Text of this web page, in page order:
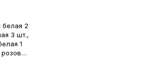
белая 2
3 шт.,
1